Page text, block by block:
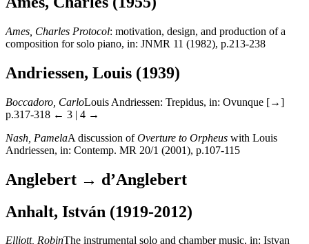
Ames, Charles Protocol: motivation, design, and production of a
composition for solo piano, in: JNMR 11 (1982), p.213-238
Andriessen, Louis (1939)
Boccadoro, CarloLouis Andriessen: Trepidus, in: Ovunque [→]
p.317-318 ← 3 | 4 →
Nash, PamelaA discussion ofOverture to Orpheus with Louis
Andriessen, in: Contemp. MR 20/1 (2001), p.107-115
Anglebert → d’Anglebert
Anhalt, István (1919-2012)
Elliott, RobinThe instrumental solo and chamber music, in: Istvan